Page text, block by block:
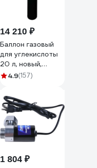
14 210 ₽
Баллон газовый
для углекислоты
20 л, новый,
пустой ТГС
4.9(157)
1 804 ₽